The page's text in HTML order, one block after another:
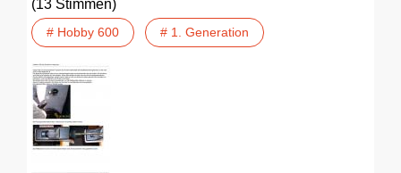
(13 Stimmen)
# Hobby 600 # 1. Generation